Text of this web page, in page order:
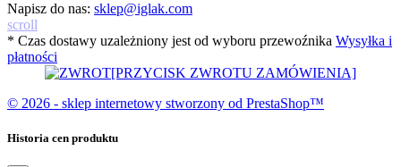
Napisz do nas: sklep@iglak.com
scroll
* Czas dostawy uzależniony jest od wyboru przewoźnika Wysyłka i
płatności
[PRZYCISK ZWROTU ZAMÓWIENIA]
© 2026 - sklep internetowy stworzony od PrestaShop™
Historia cen produktu